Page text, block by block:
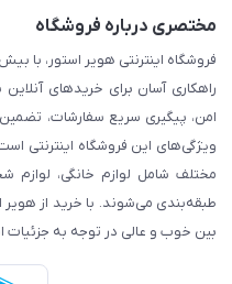
مختصری درباره فروشگاه
فروشگاه اینترنتی هویر استور، با
راهکاری آسان برای خریدهای
امن، پیگیری سریع سفارشات،
ویژگی‌های این فروشگاه اینترنتی
مختلف شامل لوازم خانگی،
طبقه‌بندی می‌شوند. با خرید از هویر
بین خوب و عالی در توجه به جزئیات